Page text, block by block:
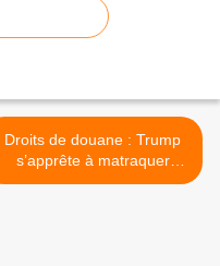
Droits de douane : Trump
s’apprête à matraquer
l’Europe de von der LAyen